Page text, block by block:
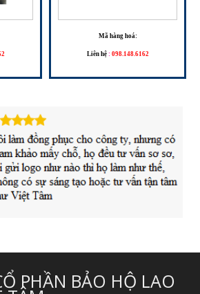
Mã hàng hoá:
Liên hệ : 098.148.6162
PHẦN BẢO HỘ LAO